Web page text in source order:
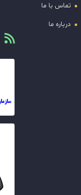
تماس با ما
درباره ما